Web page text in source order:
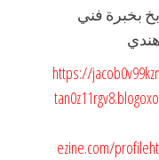
بخبرة فني
https://
ezine.com/profile